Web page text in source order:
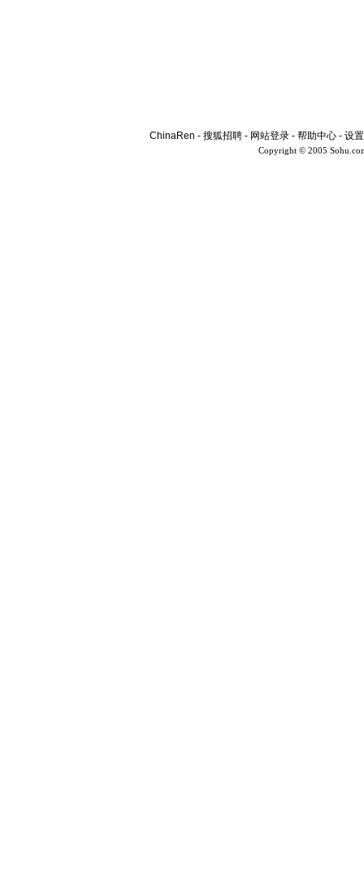
ChinaRen - 搜狐招聘 - 网站登录 - 帮助中心 - 设
Copyright © 2005